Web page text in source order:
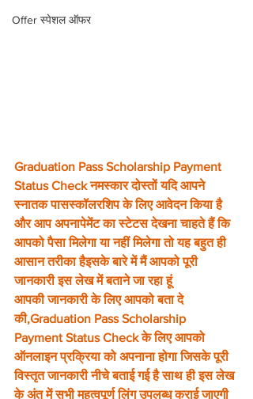
Offer स्पेशल ऑफर
Graduation Pass Scholarship Payment
Status Check नमस्कार दोस्तों यदि आपने
स्नातक पासस्कॉलरशिप के लिए आवेदन किया है
और आप अपनापेमेंट का स्टेटस देखना चाहते हैं कि
आपको पैसा मिलेगा या नहीं मिलेगा तो यह बहुत ही
आसान तरीका हैइसके बारे में मैं आपको पूरी
जानकारी इस लेख में बताने जा रहा हूं
आपकी जानकारी के लिए आपको बता दे
की,Graduation Pass Scholarship
Payment Status Check के लिए आपको
ऑनलाइन प्रक्रिया को अपनाना होगा जिसके पूरी
विस्तृत जानकारी नीचे बताई गई है साथ ही इस लेख
के अंत में सभी महत्वपूर्ण लिंग उपलब्ध कराई जाएगी